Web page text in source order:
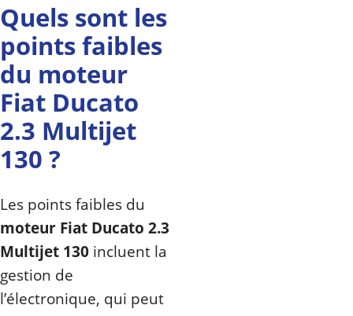
Quels sont les
points faibles
du moteur
Fiat Ducato
2.3 Multijet
130 ?
Les points faibles du
moteur Fiat Ducato 2.3
Multijet 130 incluent la
gestion de
l’électronique, qui peut